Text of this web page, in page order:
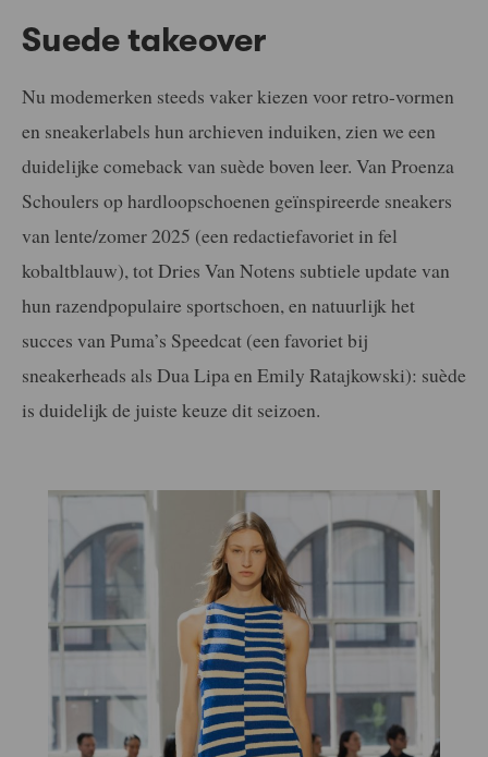
Suede takeover
Nu modemerken steeds vaker kiezen voor retro-vormen
en sneakerlabels hun archieven induiken, zien we een
duidelijke comeback van suède boven leer. Van Proenza
Schoulers op hardloopschoenen geïnspireerde sneakers
van lente/zomer 2025 (een redactiefavoriet in fel
kobaltblauw), tot Dries Van Notens subtiele update van
hun razendpopulaire sportschoen, en natuurlijk het
succes van Puma’s Speedcat (een favoriet bij
sneakerheads als Dua Lipa en Emily Ratajkowski): suède
is duidelijk de juiste keuze dit seizoen.